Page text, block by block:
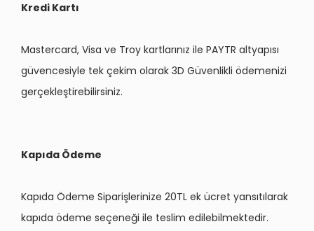
Kredi Kartı
Mastercard, Visa ve Troy kartlarınız ile PAYTR altyapısı
güvencesiyle tek çekim olarak 3D Güvenlikli ödemenizi
gerçekleştirebilirsiniz.
Kapıda Ödeme
Kapıda Ödeme Siparişlerinize 20TL ek ücret yansıtılarak
kapıda ödeme seçeneği ile teslim edilebilmektedir.